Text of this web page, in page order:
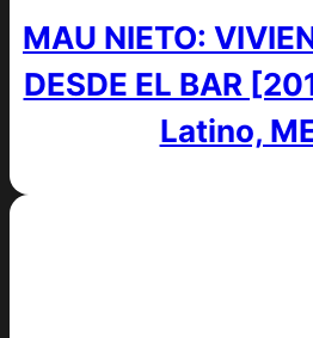
MAU NIETO:
DESDE EL BAR
Latino,